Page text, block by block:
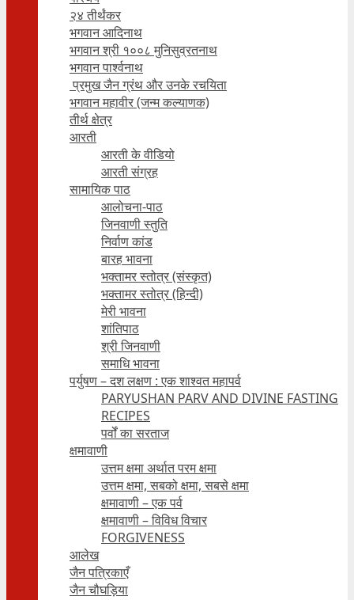
२४ तीर्थंकर
भगवान आदिनाथ
भगवान श्री १००८ मुनिसुव्रतनाथ
भगवान पार्श्वनाथ
प्रमुख जैन ग्रंथ और उनके रचयिता
भगवान महावीर (जन्म कल्याणक)
तीर्थ क्षेत्र
आरती
आरती के वीडियो
आरती संग्रह
सामायिक पाठ
आलोचना-पाठ
जिनवाणी स्तुति
निर्वाण कांड
बारह भावना
भक्तामर स्तोत्र (संस्कृत)
भक्तामर स्तोत्र (हिन्दी)
मेरी भावना
शांतिपाठ
श्री जिनवाणी
समाधि भावना
पर्युषण – दश लक्षण : एक शाश्वत महापर्व
PARYUSHAN PARV AND DIVINE FASTING
RECIPES
पर्वों का सरताज
क्षमावाणी
उत्तम क्षमा अर्थात परम क्षमा
उत्तम क्षमा, सबको क्षमा, सबसे क्षमा
क्षमावाणी – एक पर्व
क्षमावाणी – विविध विचार
FORGIVENESS
आलेख
जैन पत्रिकाएँ
जैन चौघड़िया